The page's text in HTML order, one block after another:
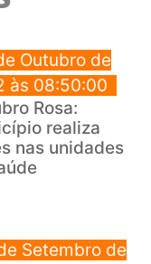
Outubro de
às 08:50:00
Rosa:
realiza
nas unidades
Setembro de